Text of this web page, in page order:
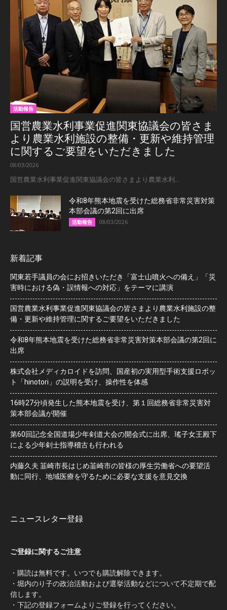
活動報告
国営農業水利事業促進関東協議会の皆さま
より農業水利施設の整備・更新や維持管理
に関するご要望をいただきました
08/03/2026
国営農業水利事業促進関東協議会の皆さまより農業水利...
令和8年熊本地震を受けた総務省非常災害対策
本部会議の第2回に出席
活動報告 08/03/2026
新着記事
関東若手議員の会にお招きいただき「富士山噴火への備え」「災
害時における偽・誤情報への対応」をテーマに講演
国営農業水利事業促進関東協議会の皆さまより農業水利施設の整
備・更新や維持管理に関するご要望をいただきました
令和8年熊本地震を受けた総務省非常災害対策本部会議の第2回に
出席
株式会社メディカロイドを訪問、国産初の実用型手術支援ロボッ
ト「hinotori」の説明を受け、操作性を体感
16時27分頃発生した熊本地震を受け、第１回総務省非常災害対
策本部会議が開催
第60回記念全国道場少年剣道大会の開会式に出席、瑤子女王殿下
による少年剣士指導稽古も行われる
内藤久夫 韮崎市長はじめ韮崎市の皆様の厚生労働省への要望活
動に同行、地域医療を守るために必要な支援を意見交換
ニュースレター登録
ご登録に関するご注意
・購読は無料です。いつでも購読解除できます。
・堀内のり子の政治活動および選挙活動などについて不定期で配
信します。
・下記の登録フォームよりご登録を行ってください。